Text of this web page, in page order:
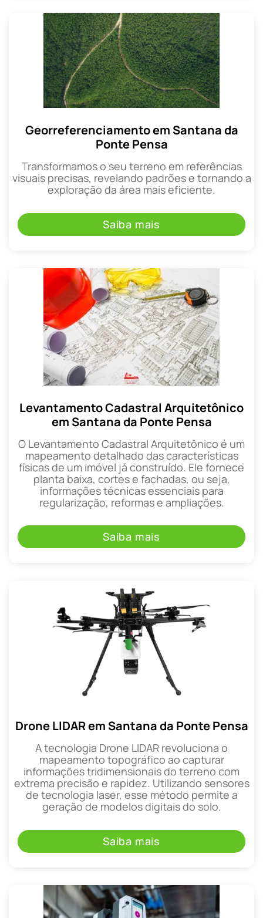
Georreferenciamento em Santana da
Ponte Pensa
Transformamos o seu terreno em referências
visuais precisas, revelando padrões e tornando a
exploração da área mais eficiente.
Saiba mais
Levantamento Cadastral Arquitetônico
em Santana da Ponte Pensa
O Levantamento Cadastral Arquitetônico é um
mapeamento detalhado das características
físicas de um imóvel já construído. Ele fornece
planta baixa, cortes e fachadas, ou seja,
informações técnicas essenciais para
regularização, reformas e ampliações.
Saiba mais
Drone LIDAR em Santana da Ponte Pensa
A tecnologia Drone LIDAR revoluciona o
mapeamento topográfico ao capturar
informações tridimensionais do terreno com
extrema precisão e rapidez. Utilizando sensores
de tecnologia laser, esse método permite a
geração de modelos digitais do solo.
Saiba mais